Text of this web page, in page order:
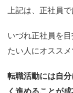
上記は、正社員
いづれ正社員を
たい人にオススメ
転職活動には自
く進めることが